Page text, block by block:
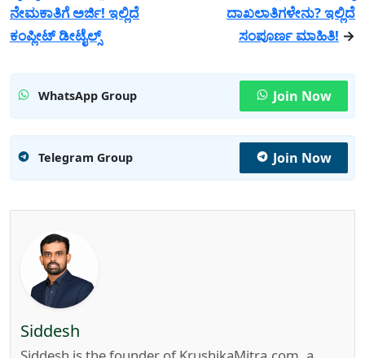
ನೇಮಕಾತಿಗೆ ಅರ್ಜಿ! ಇಲ್ಲಿದೆ
ಕಂಪ್ಲೀಟ್ ಡೀಟೈಲ್ಸ್
ದಾಖಲಾತಿಗಳೇನು? ಇಲ್ಲಿದೆ
ಸಂಪೂರ್ಣ ಮಾಹಿತಿ! →
WhatsApp Group Join Now
Telegram Group Join Now
Siddesh